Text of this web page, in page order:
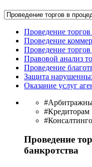
Проведение
Проведение
Проведение
Правовой анализ
Проведение
Защита
Оказание услуг
#Кредиторам
Проведение
банкротства